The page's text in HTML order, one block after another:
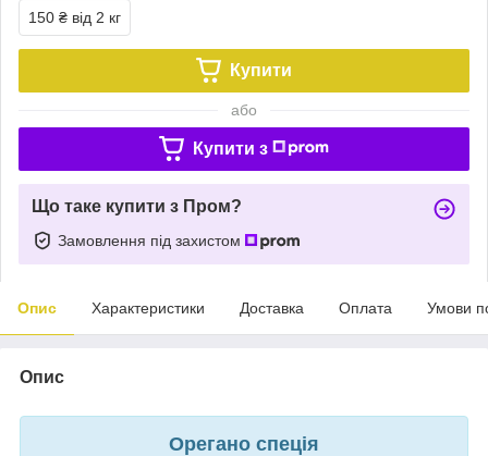
150 ₴ від 2 кг
Купити
або
Купити з
Що таке купити з Пром?
Замовлення під захистом
Опис Характеристики Доставка Оплата Умови
Опис
Орегано спеція